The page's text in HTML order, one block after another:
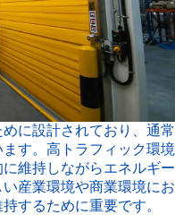
に設計されており、通常
す。高トラフィック環境
維持しながらエネルギー
産業環境や商業環境にお
するために重要です。